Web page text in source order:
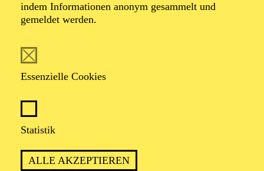
indem Informationen anonym gesammelt und
gemeldet werden.
Essenzielle Cookies
Statistik
ALLE AKZEPTIEREN
Freitag 30. Oktober 2026